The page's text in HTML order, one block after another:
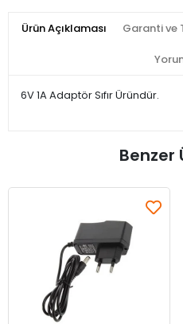
Ürün Açıklaması Garanti ve
6V 1A Adaptör Sıfır Üründür.
Benzer